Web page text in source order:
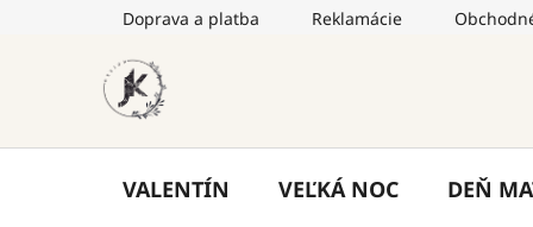
Doprava a platba Reklamácie
VALENTÍN VEĽKÁ NOC DEŇ